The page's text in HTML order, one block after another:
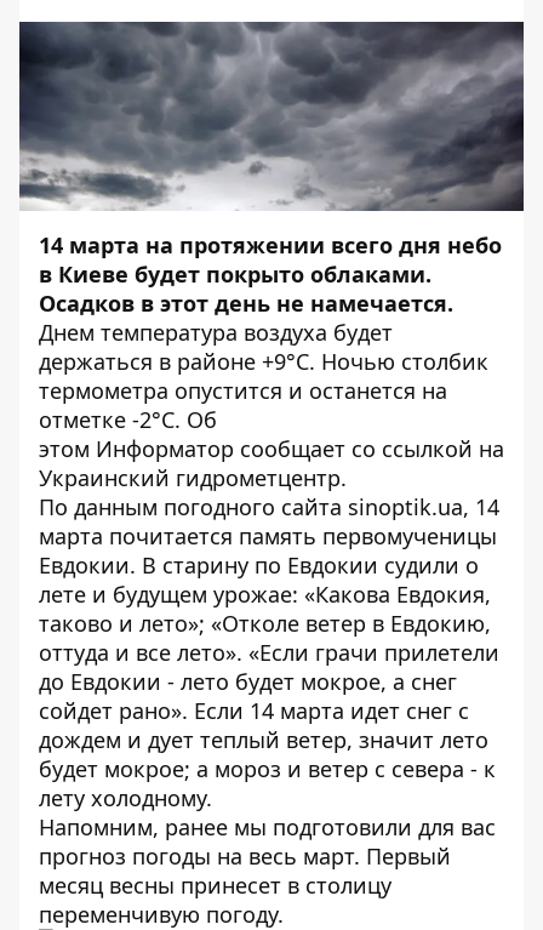
14 марта на протяжении всего дня небо
в Киеве будет покрыто облаками.
Осадков в этот день не намечается.
Днем температура воздуха будет
держаться в районе +9°C. Ночью столбик
термометра опустится и останется на
отметке -2°C. Об
этом Информатор сообщает со ссылкой на
Украинский гидрометцентр.
По данным погодного сайта sinoptik.ua, 14
марта почитается память первомученицы
Евдокии. В старину по Евдокии судили о
лете и будущем урожае: «Какова Евдокия,
таково и лето»; «Отколе ветер в Евдокию,
оттуда и все лето». «Если грачи прилетели
до Евдокии - лето будет мокрое, а снег
сойдет рано». Если 14 марта идет снег с
дождем и дует теплый ветер, значит лето
будет мокрое; а мороз и ветер с севера - к
лету холодному.
Напомним, ранее мы подготовили для вас
прогноз погоды на весь март. Первый
месяц весны принесет в столицу
переменчивую погоду.